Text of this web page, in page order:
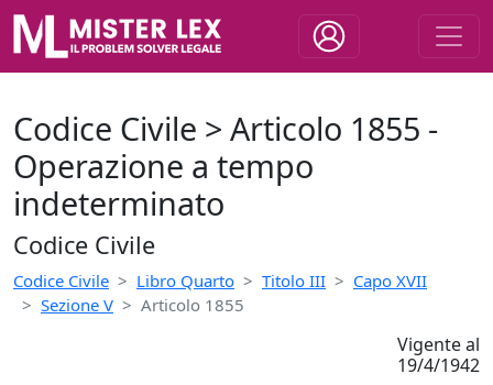
Codice Civile > Articolo 1855 -
Operazione a tempo
indeterminato
Codice Civile
Codice Civile Libro Quarto Titolo III
Capo XVII
Sezione V
Articolo 1855
Vigente al
19/4/1942